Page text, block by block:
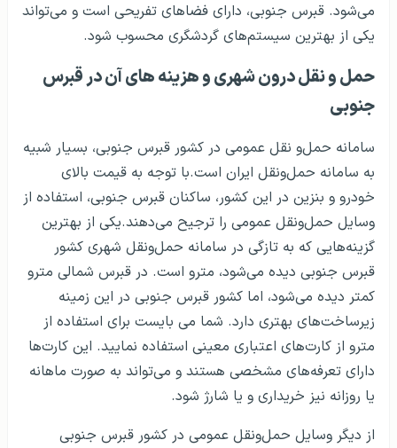
می‌شود. قبرس جنوبی، دارای فضاهای تفریحی است و می‌تواند
یکی از بهترین سیستم‌های گردشگری محسوب شود.
حمل و نقل درون شهری و هزینه های آن در قبرس
جنوبی
سامانه حمل‌و نقل عمومی در کشور قبرس جنوبی، بسیار شبیه
به سامانه حمل‌ونقل ایران است.با توجه به قیمت بالای
خودرو و بنزین در این کشور، ساکنان قبرس جنوبی، استفاده از
وسایل حمل‌ونقل عمومی را ترجیح می‌دهند.یکی از بهترین
گزینه‌هایی که به تازگی در سامانه حمل‌ونقل شهری کشور
قبرس جنوبی دیده می‌شود، مترو است. در قبرس شمالی مترو
کمتر دیده می‌شود، اما کشور قبرس جنوبی در این زمینه
زیرساخت‌های بهتری دارد. شما می بایست برای استفاده از
مترو از کارت‌های اعتباری معینی استفاده نمایید. این کارت‌ها
دارای تعرفه‌های مشخصی هستند و می‌تواند به صورت ماهانه
یا روزانه نیز خریداری و یا شارژ شود.
از دیگر وسایل حمل‌ونقل عمومی در کشور قبرس جنوبی